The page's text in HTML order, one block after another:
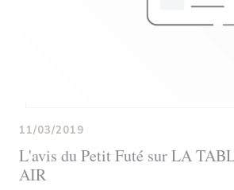
L'avis du Petit Futé sur LA
AIR
11/03/2019